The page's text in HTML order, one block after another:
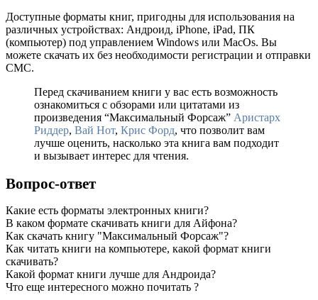
Доступные форматы книг, пригодны для использования на
различных устройствах: Андроид, iPhone, iPad, ПК
(компьютер) под управлением Windows или MacOs. Вы
можете скачать их без необходимости регистрации и отправки
СМС.
Перед скачиванием книги у вас есть возможность
ознакомиться с обзорами или цитатами из
произведения “Максимальный Форсаж” Аристарх
Риддер, Вай Нот, Крис Форд, что позволит вам
лучше оценить, насколько эта книга вам подходит
и вызывает интерес для чтения.
Вопрос-ответ
Какие есть форматы электронных книги?
В каком формате скачивать книги для Айфона?
Как скачать книгу "Максимальный Форсаж"?
Как читать книги на компьютере, какой формат книги
скачивать?
Какой формат книги лучше для Андроида?
Что еще интересного можно почитать ?